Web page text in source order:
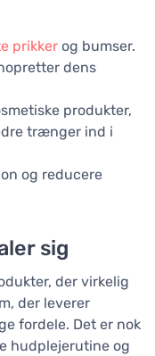
prikker og bumser.
dens
produkter,
trænger ind i
og reducere
sig
der virkelig
der leverer
fordele. Det er nok
hudplejerutine og